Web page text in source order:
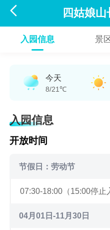
 四姑娘
入园信息 景
今天
8/21℃
入园信息
开放时间
节假日：劳动节
07:30-18:00（15:00停止
04月01日-11月30日